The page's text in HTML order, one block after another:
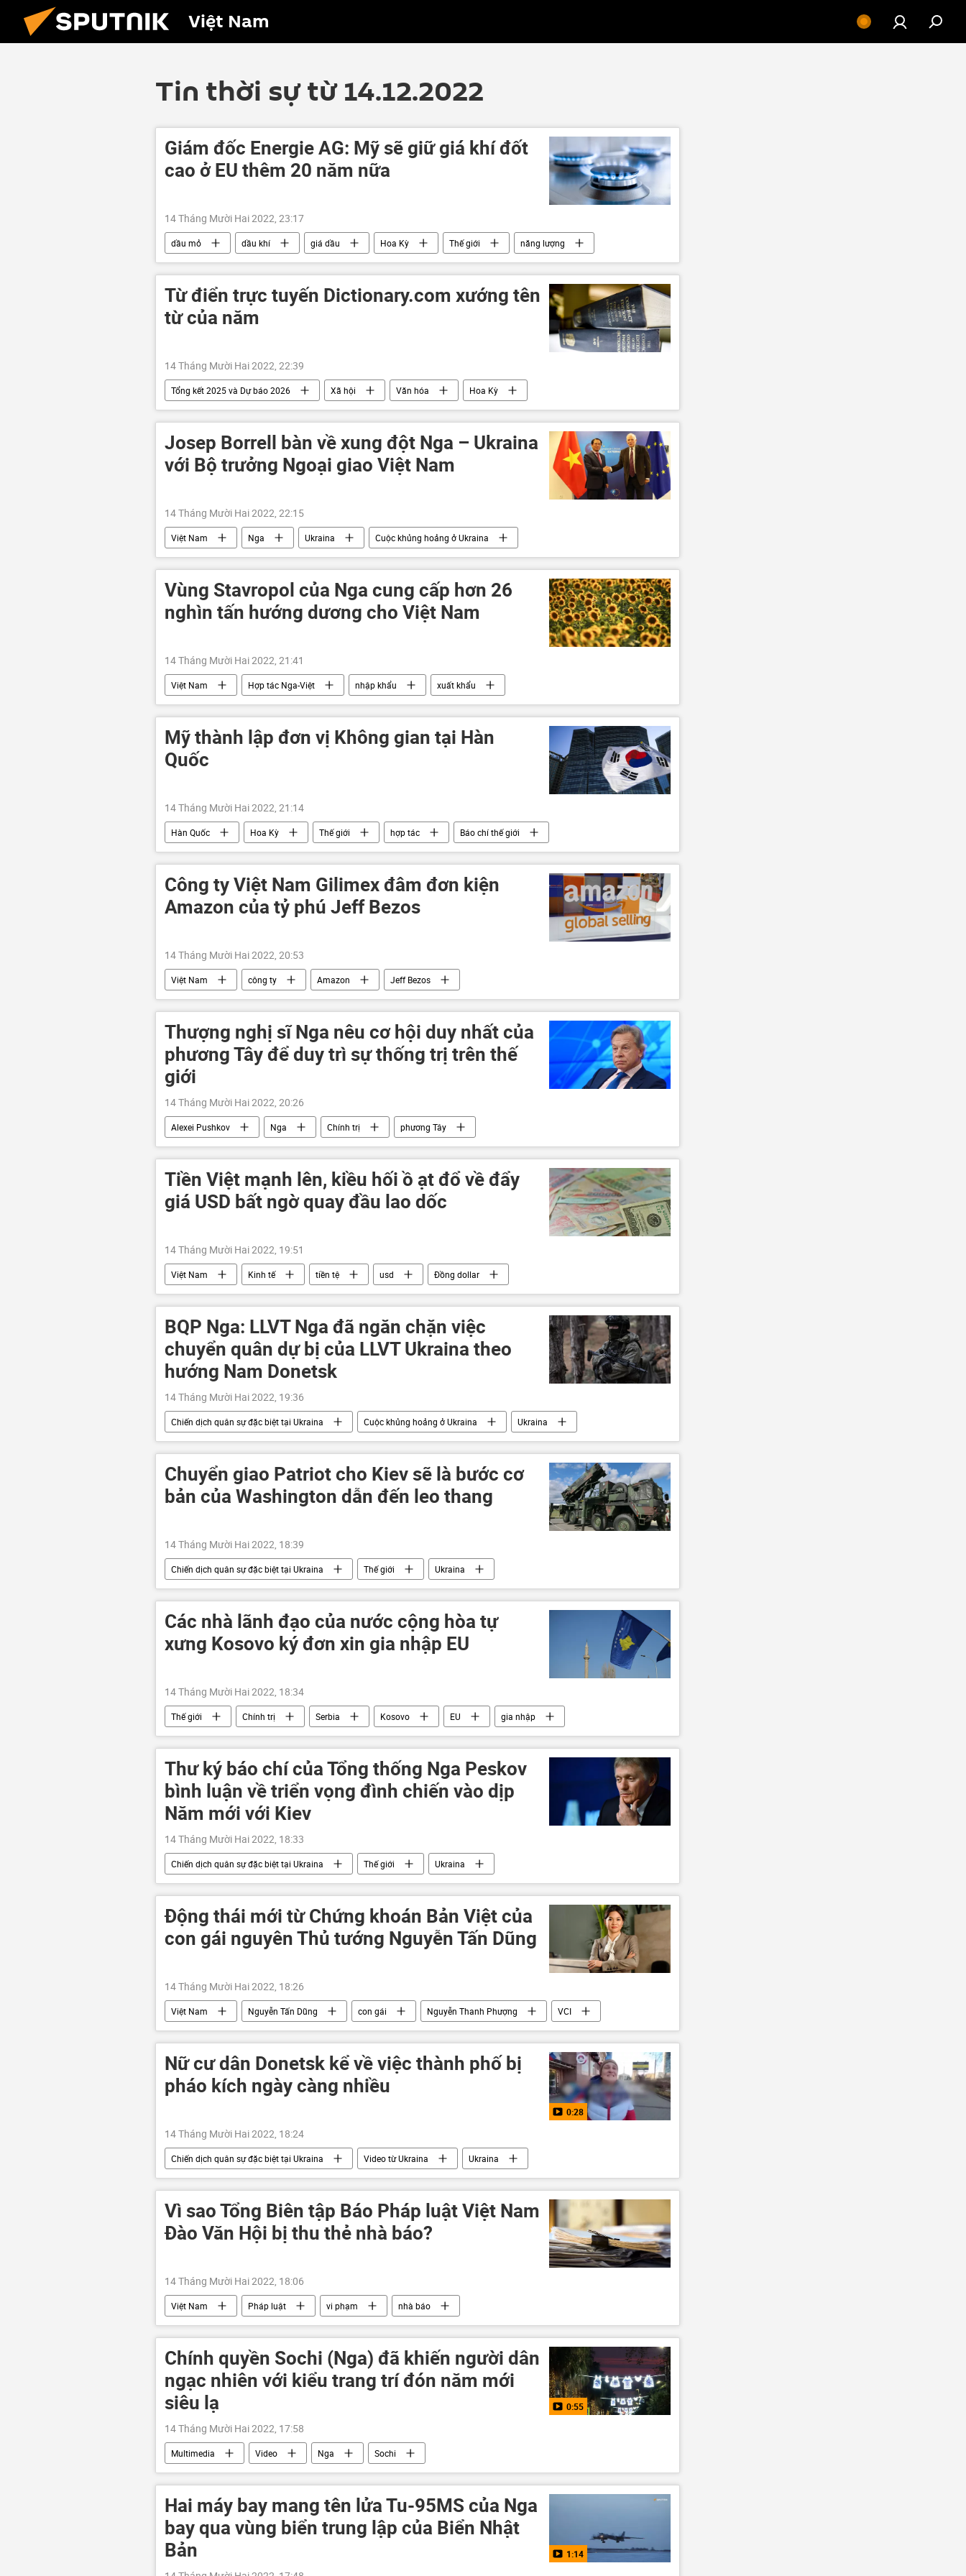
Việt Nam
Tin thời sự từ 14.12.2022
Giám đốc Energie AG: Mỹ sẽ giữ giá khí đốt
cao ở EU thêm 20 năm nữa
14 Tháng Mười Hai 2022, 23:17
dầu mỏ dầu khí giá dầu Hoa Kỳ Thế giới năng lượng
Từ điển trực tuyến Dictionary.com xướng tên
từ của năm
14 Tháng Mười Hai 2022, 22:39
Tổng kết 2025 và Dự báo 2026 Xã hội Văn hóa Hoa Kỳ
Josep Borrell bàn về xung đột Nga – Ukraina
với Bộ trưởng Ngoại giao Việt Nam
14 Tháng Mười Hai 2022, 22:15
Việt Nam Nga Ukraina
Cuộc khủng hoảng ở Ukraina
xung đột quân sự
EU Chính trị
Vùng Stavropol của Nga cung cấp hơn 26
nghìn tấn hướng dương cho Việt Nam
14 Tháng Mười Hai 2022, 21:41
Việt Nam Hợp tác Nga-Việt nhập khẩu xuất khẩu
Mỹ thành lập đơn vị Không gian tại Hàn
Quốc
14 Tháng Mười Hai 2022, 21:14
Hàn Quốc Hoa Kỳ Thế giới hợp tác Báo chí thế giới
Công ty Việt Nam Gilimex đâm đơn kiện
Amazon của tỷ phú Jeff Bezos
14 Tháng Mười Hai 2022, 20:53
Việt Nam công ty Amazon Jeff Bezos
Thượng nghị sĩ Nga nêu cơ hội duy nhất của
phương Tây để duy trì sự thống trị trên thế
giới
14 Tháng Mười Hai 2022, 20:26
Alexei Pushkov Nga Chính trị phương Tây
Tiền Việt mạnh lên, kiều hối ồ ạt đổ về đẩy
giá USD bất ngờ quay đầu lao dốc
14 Tháng Mười Hai 2022, 19:51
Việt Nam Kinh tế tiền tệ usd Đồng dollar
BQP Nga: LLVT Nga đã ngăn chặn việc
chuyển quân dự bị của LLVT Ukraina theo
hướng Nam Donetsk
14 Tháng Mười Hai 2022, 19:36
Chiến dịch quân sự đặc biệt tại Ukraina Cuộc khủng hoảng ở Ukraina
Ukraina
Quân sự
Nga lực lượng vũ trang Nga Quân đội Nga
xung đột quân sự
Bộ Quốc phòng Nga
Igor Konashenkov
Chuyển giao Patriot cho Kiev sẽ là bước cơ
bản của Washington dẫn đến leo thang
14 Tháng Mười Hai 2022, 18:39
Chiến dịch quân sự đặc biệt tại Ukraina Thế giới
Ukraina
Cuộc khủng hoảng ở Ukraina
Hoa Kỳ viện trợ quân sự
Quân sự
chuyên gia
Quan điểm-Ý kiến
Các nhà lãnh đạo của nước cộng hòa tự
xưng Kosovo ký đơn xin gia nhập EU
14 Tháng Mười Hai 2022, 18:34
Thế giới Chính trị Serbia Kosovo EU
gia nhập
xung đột
Thư ký báo chí của Tổng thống Nga Peskov
bình luận về triển vọng đình chiến vào dịp
Năm mới với Kiev
14 Tháng Mười Hai 2022, 18:33
Chiến dịch quân sự đặc biệt tại Ukraina Thế giới
Ukraina
Cuộc khủng hoảng ở Ukraina
Nga LNR DNR
xung đột quân sự
Dmitry Peskov
Quân sự
Động thái mới từ Chứng khoán Bản Việt của
con gái nguyên Thủ tướng Nguyễn Tấn Dũng
14 Tháng Mười Hai 2022, 18:26
Việt Nam Nguyễn Tấn Dũng con gái Nguyễn Thanh Phượng
VCI
VCSC
Nữ cư dân Donetsk kể về việc thành phố bị
pháo kích ngày càng nhiều
0:28
14 Tháng Mười Hai 2022, 18:24
Chiến dịch quân sự đặc biệt tại Ukraina Video từ Ukraina
Ukraina
Cuộc khủng hoảng ở Ukraina
Nga Donetsk
Donbass
Vladimir Zelensky
Vladimir Putin
Vì sao Tổng Biên tập Báo Pháp luật Việt Nam
Đào Văn Hội bị thu thẻ nhà báo?
14 Tháng Mười Hai 2022, 18:06
Việt Nam Pháp luật vi phạm
nhà báo
Bộ Thông tin và Truyền thông Việt Nam
Chính quyền Sochi (Nga) đã khiến người dân
ngạc nhiên với kiểu trang trí đón năm mới
siêu lạ
0:55
14 Tháng Mười Hai 2022, 17:58
Multimedia Video Nga Sochi
Hai máy bay mang tên lửa Tu-95MS của Nga
bay qua vùng biển trung lập của Biển Nhật
Bản
1:14